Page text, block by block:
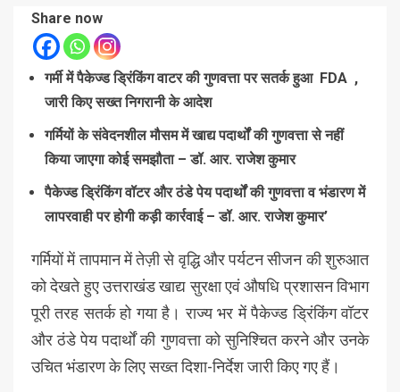
Share now
गर्मी में पैकेज्ड ड्रिंकिंग वाटर की गुणवत्ता पर सतर्क हुआ FDA ,
जारी किए सख्त निगरानी के आदेश
गर्मियों के संवेदनशील मौसम में खाद्य पदार्थों की गुणवत्ता से नहीं
किया जाएगा कोई समझौता – डॉ. आर. राजेश कुमार
पैकेज्ड ड्रिंकिंग वॉटर और ठंडे पेय पदार्थों की गुणवत्ता व भंडारण में
लापरवाही पर होगी कड़ी कार्रवाई – डॉ. आर. राजेश कुमार’
गर्मियों में तापमान में तेज़ी से वृद्धि और पर्यटन सीजन की शुरुआत
को देखते हुए उत्तराखंड खाद्य सुरक्षा एवं औषधि प्रशासन विभाग
पूरी तरह सतर्क हो गया है। राज्य भर में पैकेज्ड ड्रिंकिंग वॉटर
और ठंडे पेय पदार्थों की गुणवत्ता को सुनिश्चित करने और उनके
उचित भंडारण के लिए सख्त दिशा-निर्देश जारी किए गए हैं।